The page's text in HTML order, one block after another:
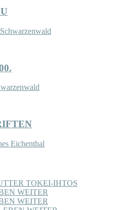
Eichenthal
TOKEI-IHTOS
WEITER
WEITER